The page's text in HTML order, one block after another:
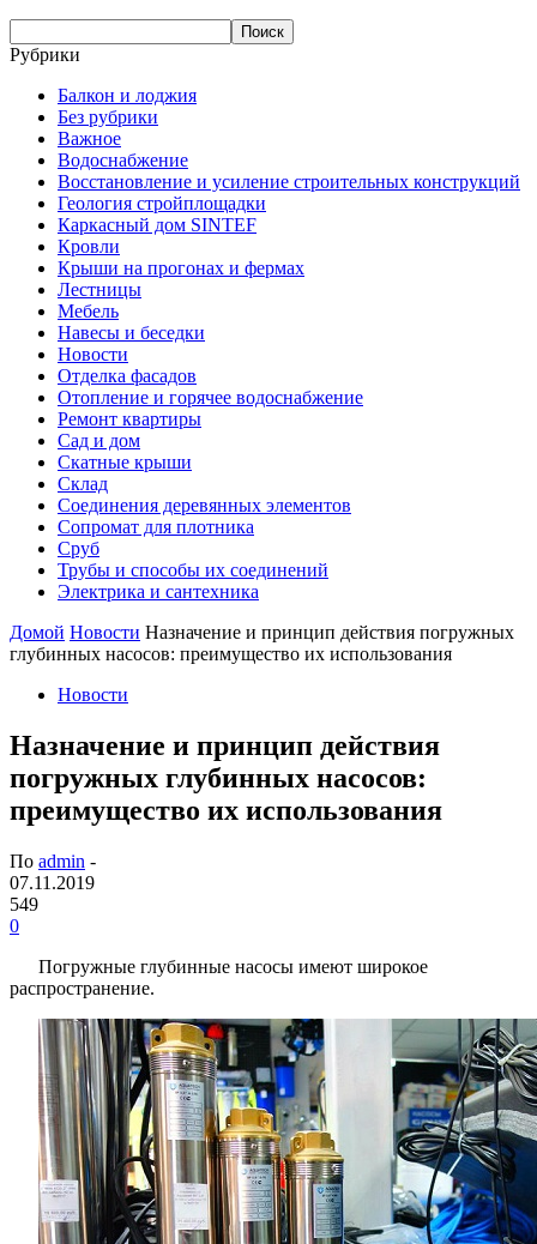
Рубрики
Балкон и лоджия
Без рубрики
Важное
Водоснабжение
Восстановление и усиление строительных конструкций
Геология стройплощадки
Каркасный дом SINTEF
Кровли
Крыши на прогонах и фермах
Лестницы
Мебель
Навесы и беседки
Новости
Отделка фасадов
Отопление и горячее водоснабжение
Ремонт квартиры
Сад и дом
Скатные крыши
Склад
Соединения деревянных элементов
Сопромат для плотника
Сруб
Трубы и способы их соединений
Электрика и сантехника
Домой Новости Назначение и принцип действия погружных
глубинных насосов: преимущество их использования
Новости
Назначение и принцип действия
погружных глубинных насосов:
преимущество их использования
По admin -
07.11.2019
549
0
Погружные глубинные насосы имеют широкое
распространение.